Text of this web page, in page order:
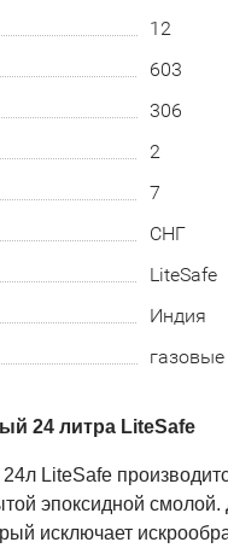
12
603
306
2
7
СНГ
LiteSafe
Индия
24 литра LiteSafe
LiteSafe
эпоксидной
исключает